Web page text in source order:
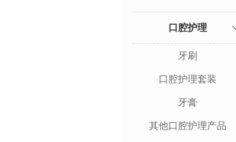
口腔护理
牙刷
口腔护理套装
牙膏
其他口腔护理产品